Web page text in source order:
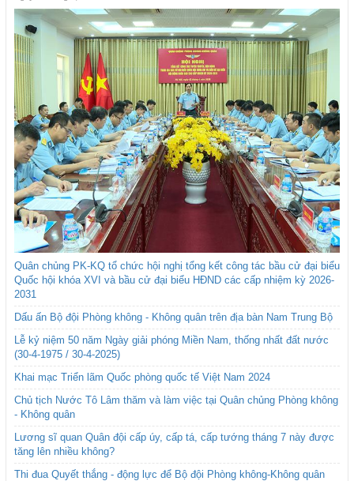
Quân chủng PK-KQ tổ chức hội nghị tổng kết công tác bầu cử đại biểu
Quốc hội khóa XVI và bầu cử đại biểu HĐND các cấp nhiệm kỳ 2026-
2031
Dấu ấn Bộ đội Phòng không - Không quân trên địa bàn Nam Trung Bộ
Lễ kỷ niệm 50 năm Ngày giải phóng Miền Nam, thống nhất đất nước
(30-4-1975 / 30-4-2025)
Khai mạc Triển lãm Quốc phòng quốc tế Việt Nam 2024
Chủ tịch Nước Tô Lâm thăm và làm việc tại Quân chủng Phòng không
- Không quân
Lương sĩ quan Quân đội cấp úy, cấp tá, cấp tướng tháng 7 này được
tăng lên nhiều không?
Thi đua Quyết thắng - động lực để Bộ đội Phòng không-Không quân